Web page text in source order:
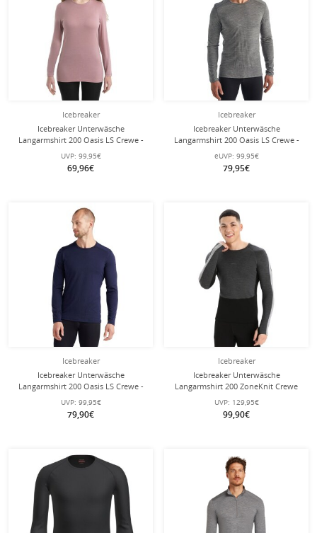
Icebreaker
Icebreaker Unterwäsche
Langarmshirt 200 Oasis LS Crewe -
Merinowolle, enganliegend -
crystalpink Damen
UVP: 99,95€
69,96€
Icebreaker
Icebreaker Unterwäsche
Langarmshirt 200 Oasis LS Crewe -
Merinowolle, enganliegend - grau
Herren
eUVP: 99,95€
79,95€
Icebreaker
Icebreaker Unterwäsche
Langarmshirt 200 Oasis LS Crewe -
Merinowolle, enganliegend -
navyblau Herren
UVP: 99,95€
79,90€
Icebreaker
Icebreaker Unterwäsche
Langarmshirt 200 ZoneKnit Crewe
(Merinowolle, enganliegend)
grau/schwarz Herren
UVP: 129,95€
99,90€